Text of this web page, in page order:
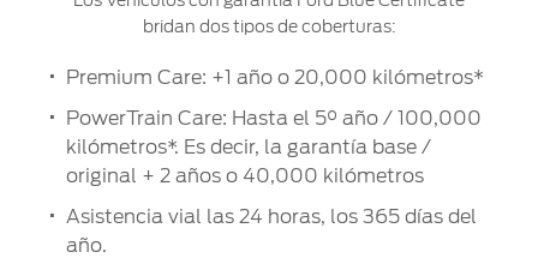
bridan dos tipos de coberturas:
Premium Care: +1 año o 20,000 kilómetros*
PowerTrain Care: Hasta el 5° año / 100,000
kilómetros*. Es decir, la garantía base /
original + 2 años o 40,000 kilómetros
Asistencia vial las 24 horas, los 365 días del
año.